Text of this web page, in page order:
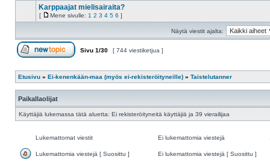
lukemattomia
viestejä
Karppaajat mielisairaita?
[
Mene
Mene sivulle: 1 2 3 4 5 6 ]
Näytä viestit ajalta:
Sivu 1/30 [ 744 viestiketjua ]
Etusivu » Ei-kenenkään-maa (myös ei-rekisteröityneille) » Taistelutanner
Paikallaolijat
Käyttäjiä lukemassa tätä aluetta: Ei rekisteröityneitä käyttäjiä ja 39 vierailijaa
viestit
Lukemattomat viestit
lukemattomia
Ei lukemattomia viestejä
Lukemattomia viestejä [ Suosittu ]
Ei lukemattomia viestejä [ Suosittu ]